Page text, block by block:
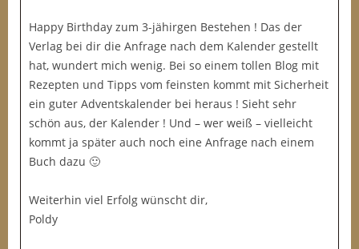
Happy Birthday zum 3-jähirgen Bestehen ! Das der
Verlag bei dir die Anfrage nach dem Kalender gestellt
hat, wundert mich wenig. Bei so einem tollen Blog mit
Rezepten und Tipps vom feinsten kommt mit Sicherheit
ein guter Adventskalender bei heraus ! Sieht sehr
schön aus, der Kalender ! Und – wer weiß – vielleicht
kommt ja später auch noch eine Anfrage nach einem
Buch dazu 🙂
Weiterhin viel Erfolg wünscht dir,
Poldy